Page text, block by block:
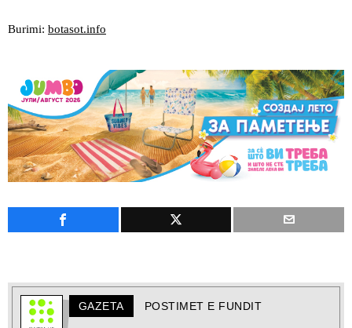
Burimi: botasot.info
GAZETA POSTIMET E FUNDIT